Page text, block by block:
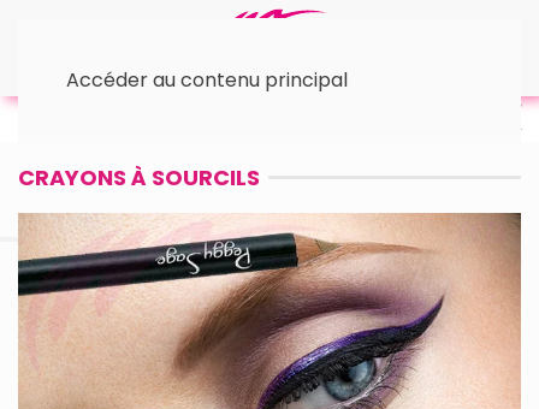
Accéder au contenu principal
CRAYONS À SOURCILS